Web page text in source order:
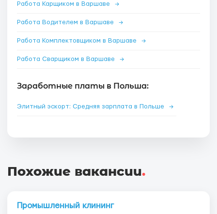
Работа Карщиком в Варшаве →
Работа Водителем в Варшаве →
Работа Комплектовщиком в Варшаве →
Работа Сварщиком в Варшаве →
Заработные платы в Польша:
Элитный эскорт: Средняя зарплата в Польше →
Похожие вакансии.
Промышленный клининг